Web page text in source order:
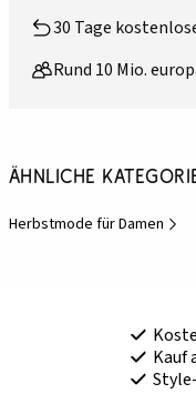
30 Tage
Rund 10 Mio.
Ähnliche
Herbstmode für Damen
Kauf